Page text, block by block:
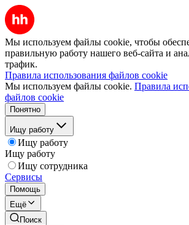
Мы используем файлы cookie, чтобы
правильную работу нашего веб-сайта и
трафик.
Правила использования файлов cookie
Мы используем файлы cookie. Правила
файлов cookie
Понятно
Ищу работу
Ищу работу
Ищу работу
Ищу сотрудника
Сервисы
Помощь
Ещё
Поиск